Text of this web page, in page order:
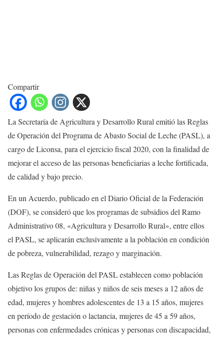
Compartir
La Secretaría de Agricultura y Desarrollo Rural emitió las Reglas
de Operación del Programa de Abasto Social de Leche (PASL), a
cargo de Liconsa, para el ejercicio fiscal 2020, con la finalidad de
mejorar el acceso de las personas beneficiarias a leche fortificada,
de calidad y bajo precio.
En un Acuerdo, publicado en el Diario Oficial de la Federación
(DOF), se consideró que los programas de subsidios del Ramo
Administrativo 08, «Agricultura y Desarrollo Rural», entre ellos
el PASL, se aplicarán exclusivamente a la población en condición
de pobreza, vulnerabilidad, rezago y marginación.
Las Reglas de Operación del PASL establecen como población
objetivo los grupos de: niñas y niños de seis meses a 12 años de
edad, mujeres y hombres adolescentes de 13 a 15 años, mujeres
en período de gestación o lactancia, mujeres de 45 a 59 años,
personas con enfermedades crónicas y personas con discapacidad,